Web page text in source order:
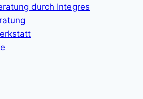
durch Integres